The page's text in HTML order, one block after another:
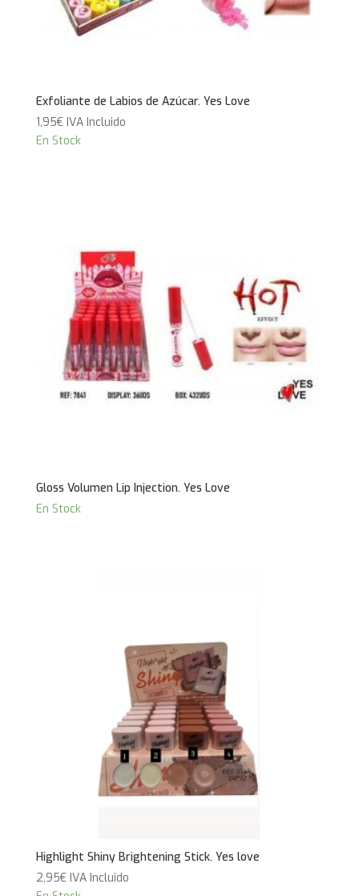
Exfoliante de Labios de Azúcar. Yes Love
1,95€ IVA Incluido
En Stock
Gloss Volumen Lip Injection. Yes Love
En Stock
Highlight Shiny Brightening Stick. Yes love
2,95€ IVA Incluido